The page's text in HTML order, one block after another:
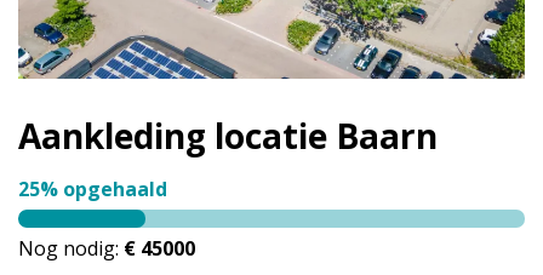
Aankleding locatie Baarn
25% opgehaald
Nog nodig: € 45000